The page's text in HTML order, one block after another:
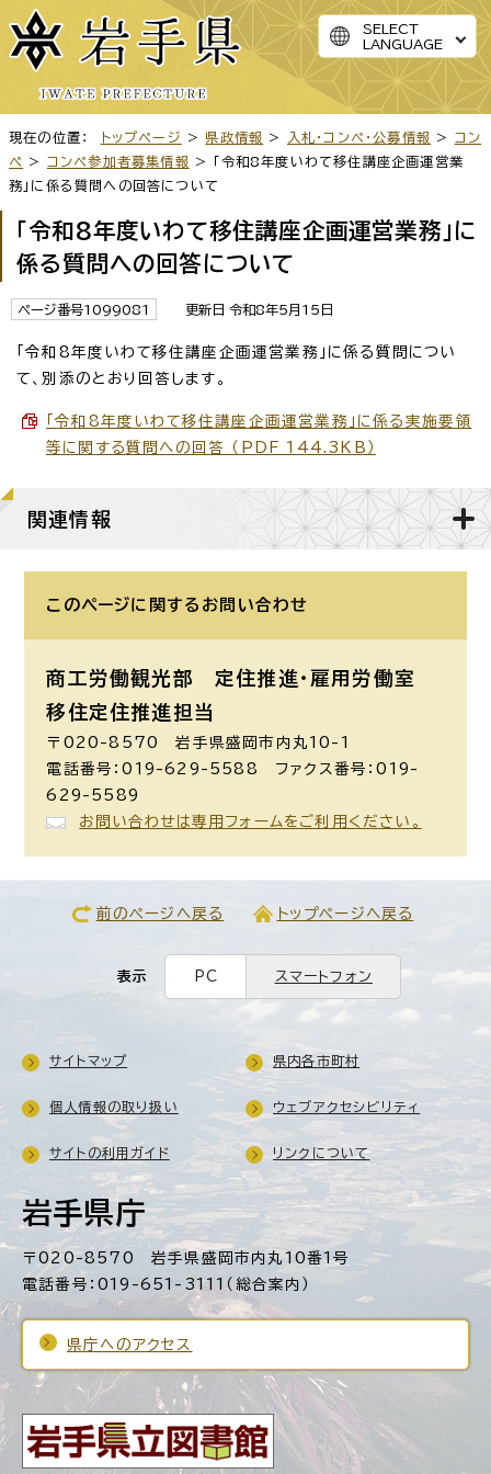
SELECT
LANGUAGE
現在の位置： トップページ > 県政情報 > 入札・コンペ・公募情報 > コン
ペ
> コンペ参加者募集情報 > 「令和8年度いわて移住講座企画運営業
務」に係る質問への回答について
「令和8年度いわて移住講座企画運営業務」に
係る質問への回答について
ページ番号1099081 更新日 令和8年5月15日
「令和8年度いわて移住講座企画運営業務」に係る質問につい
て、別添のとおり回答します。
「令和8年度いわて移住講座企画運営業務」に係る実施要領
等に関する質問への回答 （PDF 144.3KB）
関連情報
このページに関する お問い合わせ
商工労働観光部 定住推進・雇用労働室
移住定住推進担当
〒020-8570 岩手県盛岡市内丸10-1
電話番号：019-629-5588 ファクス番号：019-
629-5589
お問い合わせは専用フォームをご利用ください。
前のページへ戻る トップページへ戻る
表示 PC スマートフォン
岩手県庁
〒020-8570 岩手県盛岡市内丸10番1号
電話番号：019-651-3111（総合案内）
県庁へのアクセス
サイトマップ 県内各市町村
個人情報の取り扱い ウェブアクセシビリティ
サイトの利用ガイド リンクについて